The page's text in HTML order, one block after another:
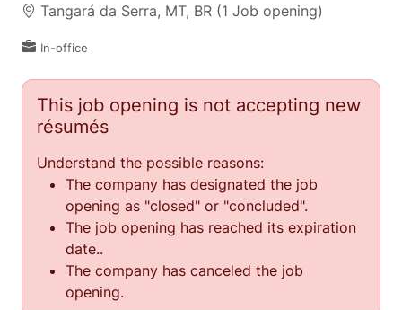
Tangará da Serra, MT, BR (1 Job opening)
In-office
This job opening is not accepting new
résumés
Understand the possible reasons:
The company has designated the job
opening as "closed" or "concluded".
The job opening has reached its expiration
date..
The company has canceled the job
opening.